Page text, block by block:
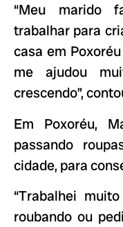
“Meu marido
trabalhar para
casa em
me ajudou
crescendo”,
Em Poxoréu,
passando
cidade, para
“Trabalhei
roubando ou